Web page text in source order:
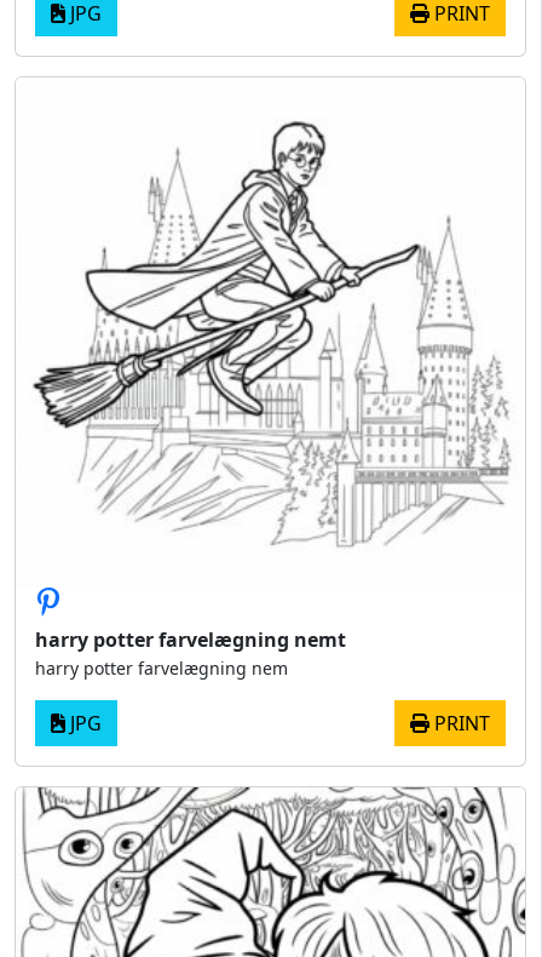
JPG PRINT
harry potter farvelægning nemt
harry potter farvelægning nem
JPG PRINT